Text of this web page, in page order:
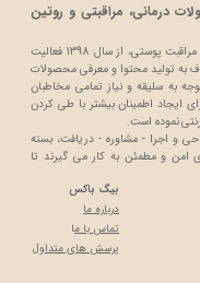
بیگ باکس
درباره ما
تماس با ما
پرسش های متداول
درمانی، مراقبتی و روتین
بیگ باکس با تکیه بر دانش و تجربه حضور در بازار محصولات مراقبت پوستی، از سال 1398 فعالیت
به تولید محتوا و معرفی محصولات
به سلیقه و نیاز تمامی مخاطبان
اطمینان بیشتر با طی کردن
نموده است.
و اجرا - مشاوره - دریافت، بسته
امن و مطمئن به کار می گیرند تا